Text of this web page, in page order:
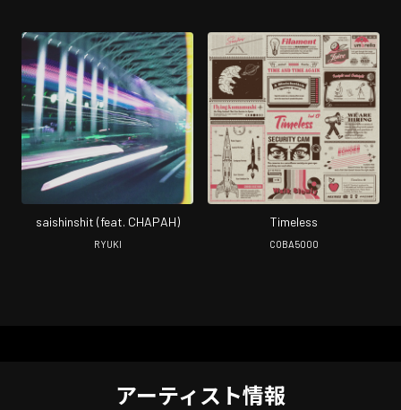
saishinshit (feat. CHAPAH)
RYUKI
Timeless
COBA5000
アーティスト情報